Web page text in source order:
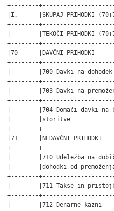
+--------
|I.      |SKUPAJ PRIHODKI
+--------
|        |TEKOČI PRIHODKI
+--------
|70      |DAVČNI
+--------
|        |700 Davki na
+--------
|        |703 Davki na
+--------
|        |704 Domači davki
|        |storitve
+--------
|71      |NEDAVČNI
+--------
|        |710 Udeležba na
|        |dohodki od
+--------
|        |711 Takse in
+--------
|        |712 Denarne